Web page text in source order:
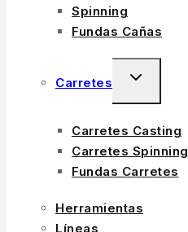
Spinning
Fundas Cañas
Carretes
Carretes Casting
Carretes Spinning
Fundas Carretes
Herramientas
Líneas